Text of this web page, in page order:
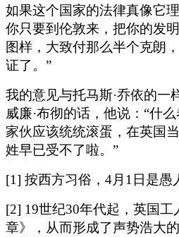
如果这个国家的法律真像它
你只要到伦敦来，把你的发
图样，大致付那么半个克朗
证了。”
我的意见与托马斯·乔依的一
威廉·布彻的话，他说：“什
家伙应该统统滚蛋，在英国
姓早已受不了啦。”
[1] 按西方习俗，4月1日是愚
[2] 19世纪30年代起，英国
章》，从而形成了声势浩大